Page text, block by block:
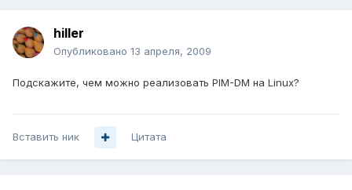
hiller
Опубликовано 13 апреля, 2009
Подскажите, чем можно реализовать PIM-DM на Linux?
Вставить ник Цитата